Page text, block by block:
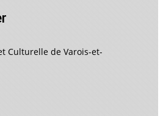
Culturelle de Varois-et-